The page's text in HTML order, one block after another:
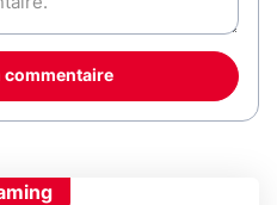
commentaire